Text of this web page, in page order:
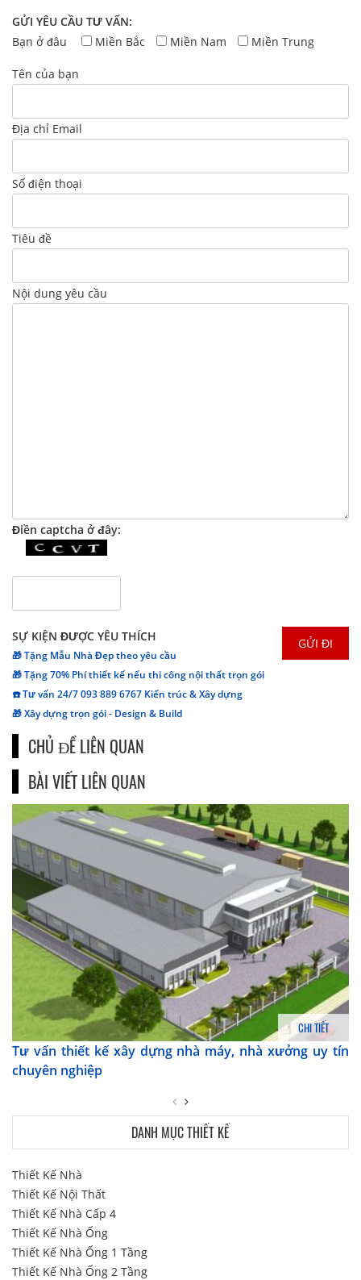
GỬI YÊU CẦU TƯ VẤN:
Bạn ở đâu
Miền Bắc Miền Nam Miền Trung
Tên của bạn
Địa chỉ Email
Số điện thoại
Tiêu đề
Nội dung yêu cầu
Điền captcha ở đây:
SỰ KIỆN ĐƯỢC YÊU THÍCH
🎁 Tặng Mẫu Nhà Đẹp theo yêu cầu
🎁 Tặng 70% Phí thiết kế nếu thi công nội thất trọn gói
☎️ Tư vấn 24/7 093 889 6767 Kiến trúc & Xây dựng
🎁 Xây dựng trọn gói - Design & Build
CHỦ ĐỀ LIÊN QUAN
BÀI VIẾT LIÊN QUAN
CHI TIẾT
Tư vấn thiết kế xây dựng nhà máy, nhà xưởng uy tín
chuyên nghiệp
DANH MỤC THIẾT KẾ
Thiết Kế Nhà
Thiết Kế Nội Thất
Thiết Kế Nhà Cấp 4
Thiết Kế Nhà Ống
Thiết Kế Nhà Ống 1 Tầng
Thiết Kế Nhà Ống 2 Tầng